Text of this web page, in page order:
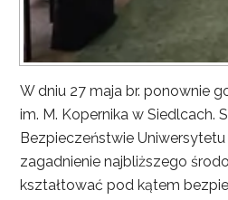
W dniu 27 maja br. ponownie
im. M. Kopernika w Siedlcach.
Bezpieczeństwie
zagadnienie najbliższego
kształtować pod kątem